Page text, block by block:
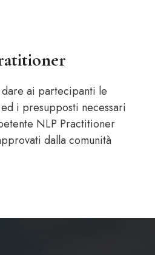
ai partecipanti le
i presupposti necessari
NLP Practitioner
dalla comunità